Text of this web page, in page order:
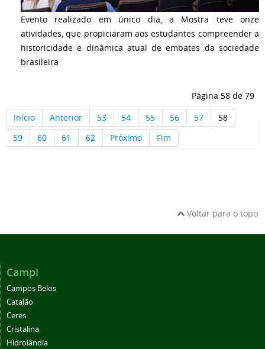
Evento realizado em único dia, a Mostra teve onze
atividades, que propiciaram aos estudantes compreender a
historicidade e dinâmica atual de embates da sociedade
brasileira
Página 58 de 79
Início
Anterior 53 54 55 56 57
58
59
60 61 62 Próximo Fim
Voltar para o topo
Campi
Campos Belos
Catalão
Ceres
Cristalina
Hidrolândia